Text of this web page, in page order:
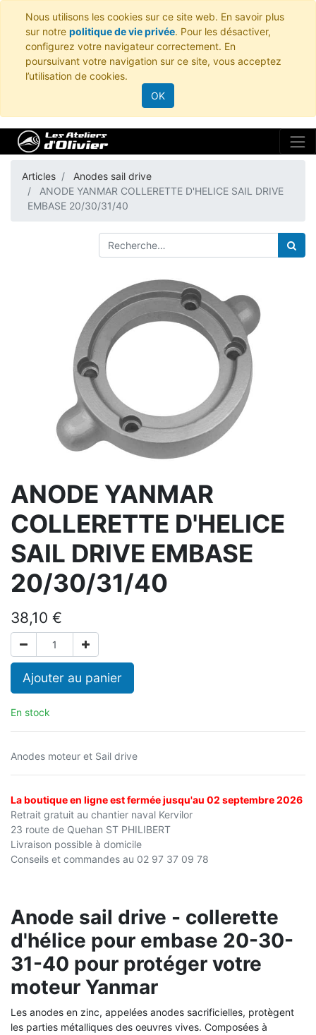
Nous utilisons les cookies sur ce site web. En savoir plus
sur notre politique de vie privée. Pour les désactiver,
configurez votre navigateur correctement. En
poursuivant votre navigation sur ce site, vous acceptez
l’utilisation de cookies.
OK
Articles
Anodes sail drive
ANODE YANMAR COLLERETTE D'HELICE SAIL DRIVE
EMBASE 20/30/31/40
ANODE YANMAR
COLLERETTE D'HELICE
SAIL DRIVE EMBASE
20/30/31/40
38,10 €
Ajouter au panier
En stock
Anodes moteur et Sail drive
La boutique en ligne est fermée jusqu'au 02 septembre 2026
Retrait gratuit au chantier naval Kervilor
23 route de Quehan ST PHILIBERT
Livraison possible à domicile
Conseils et commandes au 02 97 37 09 78
Anode sail drive - collerette
d'hélice pour embase 20-30-
31-40 pour protéger votre
moteur Yanmar
Les anodes en zinc, appelées anodes sacrificielles, protègent
les parties métalliques des oeuvres vives. Composées à